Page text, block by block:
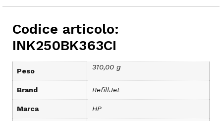
Codice articolo:
INK250BK363CI
Peso 310,00 g
Brand RefillJet
Marca HP